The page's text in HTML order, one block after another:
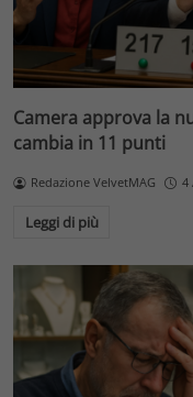
Camera approva la
cambia in 11 punti
Redazione VelvetMAG 4
Leggi di più